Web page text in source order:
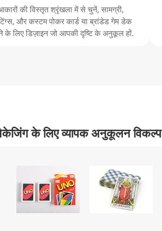
की विस्तृत श्रृंखला में से चुनें, सामग्री,
और कस्टम पोकर कार्ड या ब्रांडेड गेम डेक
के लिए डिज़ाइन जो आपकी दृष्टि के अनुकूल हों.
पैकेजिंग के लिए व्यापक अनुकूलन विकल्प